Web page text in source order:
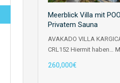
Meerblick Villa mit
Privatem Sauna
AVAKADO VILLA
CRL152 Hiermit haben…
260,000€